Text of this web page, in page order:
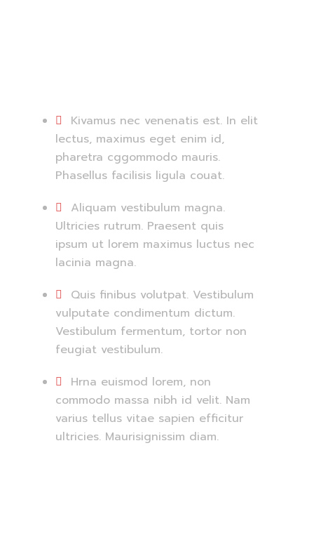
Kivamus nec venenatis est. In elit
lectus, maximus eget enim id,
pharetra cggommodo mauris.
Phasellus facilisis ligula couat.
Aliquam vestibulum magna.
Ultricies rutrum. Praesent quis
ipsum ut lorem maximus luctus nec
lacinia magna.
Quis finibus volutpat. Vestibulum
vulputate condimentum dictum.
Vestibulum fermentum, tortor non
feugiat vestibulum.
Hrna euismod lorem, non
commodo massa nibh id velit. Nam
varius tellus vitae sapien efficitur
ultricies. Maurisignissim diam.